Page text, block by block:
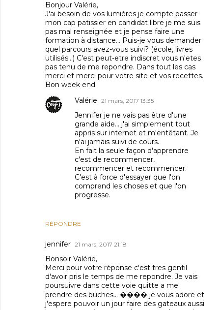
Bonjour Valérie,
J'ai besoin de vos lumières je compte passer
mon cap patissier en candidat libre je me suis
pas mal renseignée et je pense faire une
formation à distance... Puis-je vous demander
quel parcours avez-vous suivi? (école, livres
utilisés...) C'est peut-etre indiscret vous n'etes
pas tenu de me repondre. Dans tout les cas
merci et merci pour votre site et vos recettes.
Bon week end.
RÉPONDRE
Valérie 21 mars, 2017 13:35
Jennifer je ne vais pas être d'une
grande aide... j'ai simplement tout
appris sur internet et m'entêtant. Je
n'ai jamais suivi de cours.
En fait la seule façon d'apprendre
c'est de recommencer,
recommencer et recommencer.
C'est à force d'essayer que l'on
comprend les choses et que l'on
progresse.
jennifer 21 mars, 2017 21:18
Bonsoir Valérie,
Merci pour votre réponse c'est tres gentil
d'avoir pris le temps de me repondre. Je vais
poursuivre dans cette voie quitte a me
prendre des buches... ���� je vous adore et
j'espere pouvoir un jour faire des gateaux aussi